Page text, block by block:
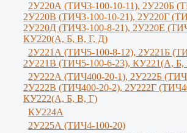
2У220А (ТИЧ3-100-10-11), 2У220Б
2У220В (ТИЧ3-100-10-21), 2У220Г
2У220Д (ТИЧ3-100-8-21), 2У220Е
КУ220(А, Б, В, Г, Д)
2У221А (ТИЧ5-100-8-12), 2У221Б
2У221В (ТИЧ5-100-6-23), КУ221(А, Б,
2У222А (ТИЧ400-20-1), 2У222Б
2У222В (ТИЧ400-20-2), 2У222Г
КУ222(А, Б, В, Г)
КУ224А
2У225А (ТИЧ4-100-20)